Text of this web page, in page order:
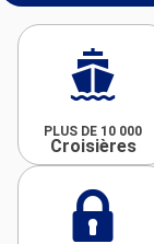
PLUS DE 10 000
Croisières